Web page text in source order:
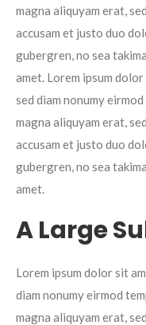
magna aliquyam erat,
accusam et justo duo
gubergren, no sea
amet. Lorem ipsum
sed diam nonumy
magna aliquyam erat,
accusam et justo duo
gubergren, no sea
amet.
A Large
Lorem ipsum dolor sit
diam nonumy eirmod
magna aliquyam erat,